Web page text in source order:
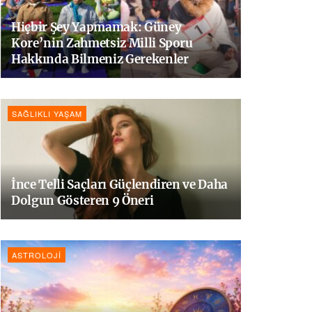
Hiçbir Şey Yapmamak: Güney
Kore’nin Zahmetsiz Milli Sporu
Hakkında Bilmeniz Gerekenler
SAĞLIKLI YAŞAM
İnce Telli Saçları Güçlendiren ve Daha
Dolgun Gösteren 9 Öneri
ASTROLOJI